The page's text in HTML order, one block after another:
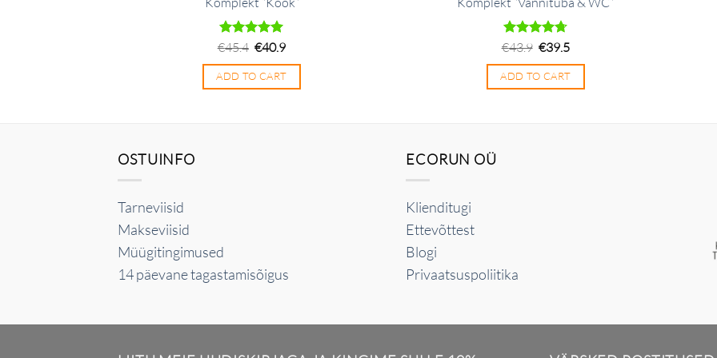
Hinnanguga
€45.4 Algne
oli:
€45.4.
€40.9Praegune
on:
ADD TO CART
Hinnanguga
€43.9 Algne
oli:
€43.9.
€39.5Praegune
on:
ADD TO CART
OSTUINFO
Tarneviisid
Makseviisid
Müügitingimused
14 päevane tagastamisõigus
ECORUN OÜ
Klienditugi
Ettevõttest
Blogi
Privaatsuspoliitika